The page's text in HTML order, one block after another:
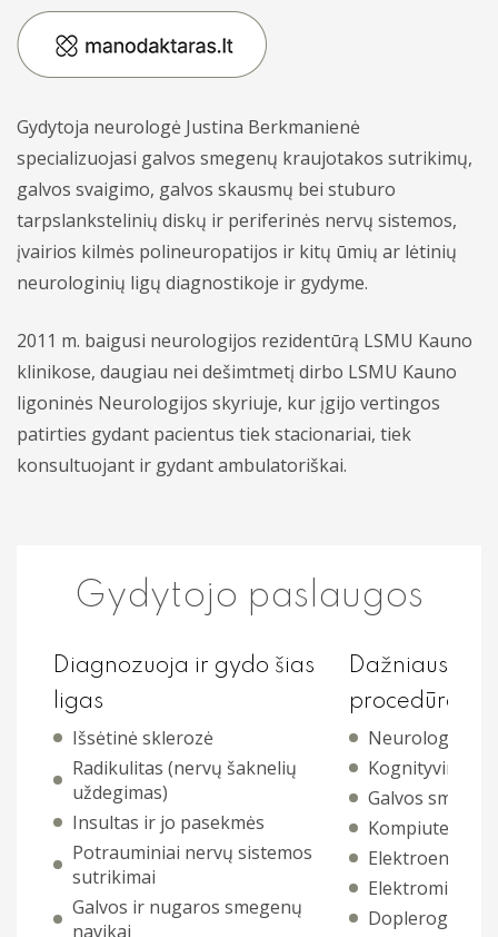
Vidaus tvarkos taisyklės
Kita informacija
Bendrosios praktikos gydytojai odontologai
Bendrosios praktikos slaugytojai
Psichikos sveikatos centras - gydytojai
Vaikų ir nėščiųjų - gydytojai
Gydytojų konsultacijos
Skiepai
Laboratoriniai tyrimai
Profilaktiniai sveikatos patikrinimai
Prevencinės programos
Konsultacijos
Tyrimai
Procedūros
Dovanų kuponai
Gydytoja neurologė Justina Berkmanienė
specializuojasi galvos smegenų kraujotakos sutrikimų,
galvos svaigimo, galvos skausmų bei stuburo
tarpslankstelinių diskų ir periferinės nervų sistemos,
įvairios kilmės polineuropatijos ir kitų ūmių ar lėtinių
neurologinių ligų diagnostikoje ir gydyme.
2011 m. baigusi neurologijos rezidentūrą LSMU Kauno
klinikose, daugiau nei dešimtmetį dirbo LSMU Kauno
ligoninės Neurologijos skyriuje, kur įgijo vertingos
patirties gydant pacientus tiek stacionariai, tiek
konsultuojant ir gydant ambulatoriškai.
Gydytojo paslaugos
Diagnozuoja ir gydo šias
ligas
Dažniausiai
procedūras:
Išsėtinė sklerozė
Radikulitas (nervų šaknelių
uždegimas)
Insultas ir jo pasekmės
Potrauminiai nervų sistemos
sutrikimai
Galvos ir nugaros smegenų
navikai
Neurologinis
Kognityviniai
Galvos
Kompiuterinė
Doplerografija